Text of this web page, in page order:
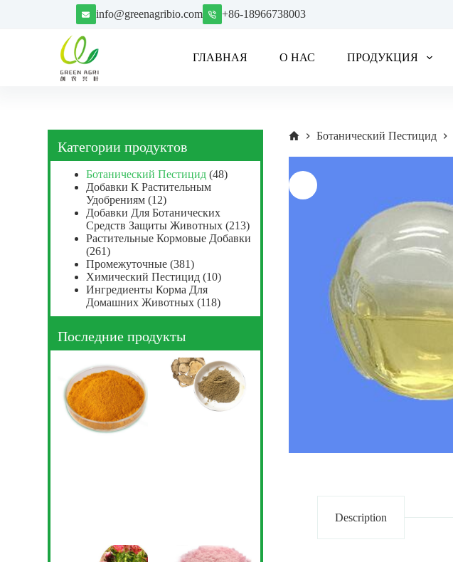
info@greenagribio.com +86-18966738003
ГЛАВНАЯ О НАС ПРОДУКЦИЯ
Ботанический Пестицид
Description
Категории продуктов
Ботанический Пестицид (48)
Добавки К Растительным
Удобрениям (12)
Добавки Для Ботанических
Средств Защиты Животных (213)
Растительные Кормовые Добавки
(261)
Промежуточные (381)
Химический Пестицид (10)
Ингредиенты Корма Для
Домашних Животных (118)
Последние продукты